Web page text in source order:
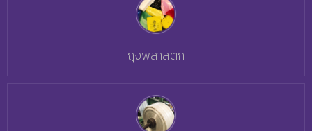
ถุงพลาสติก